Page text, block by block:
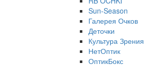
Sun-Season
Галерея Очков
Деточки
Культура Зрения
НетОптик
ОптикБокс